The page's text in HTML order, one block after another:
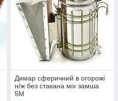
Димар сферичний в огорожі
н/ж без стакана міх замша
5М